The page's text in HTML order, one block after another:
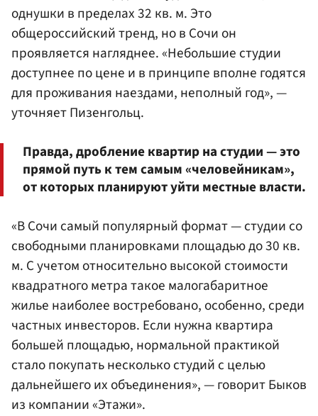
однушки в пределах 32 кв. м. Это
общероссийский тренд, но в Сочи он
проявляется нагляднее. «Небольшие студии
доступнее по цене и в принципе вполне годятся
для проживания наездами, неполный год», —
уточняет Пизенгольц.
Правда, дробление квартир на студии — это
прямой путь к тем самым «человейникам»,
от которых планируют уйти местные власти.
«В Сочи самый популярный формат — студии со
свободными планировками площадью до 30 кв.
м. С учетом относительно высокой стоимости
квадратного метра такое малогабаритное
жилье наиболее востребовано, особенно, среди
частных инвесторов. Если нужна квартира
большей площадью, нормальной практикой
стало покупать несколько студий с целью
дальнейшего их объединения», — говорит Быков
из компании «Этажи».